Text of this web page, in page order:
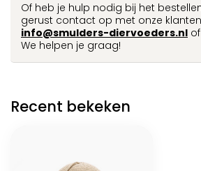
Of heb je hulp nodig bij het
gerust contact op met onze
info@smulders-diervoeders.nl of
We helpen je graag!
Recent bekeken